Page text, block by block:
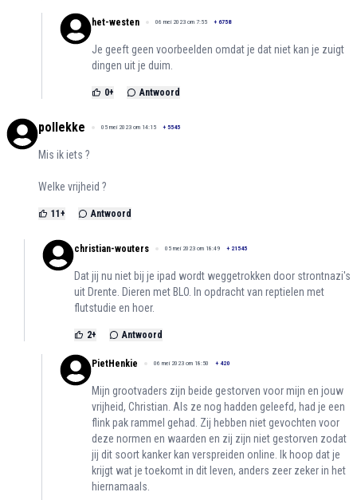
het-westen 06 mei 2023 om 7:55 + 6758
Je geeft geen voorbeelden omdat je dat niet kan je zuigt
dingen uit je duim.
0+ Antwoord
pollekke 05 mei 2023 om 14:15 + 5545
Mis ik iets ?
Welke vrijheid ?
11 + Antwoord
christian-wouters 05 mei 2023 om 18:49 + 21545
Dat jij nu niet bij je ipad wordt weggetrokken door strontnazi's
uit Drente. Dieren met BLO. In opdracht van reptielen met
flutstudie en hoer.
2+ Antwoord
PietHenkie 06 mei 2023 om 18:50 + 420
Mijn grootvaders zijn beide gestorven voor mijn en jouw
vrijheid, Christian. Als ze nog hadden geleefd, had je een
flink pak rammel gehad. Zij hebben niet gevochten voor
deze normen en waarden en zij zijn niet gestorven zodat
jij dit soort kanker kan verspreiden online. Ik hoop dat je
krijgt wat je toekomt in dit leven, anders zeer zeker in het
hiernamaals.